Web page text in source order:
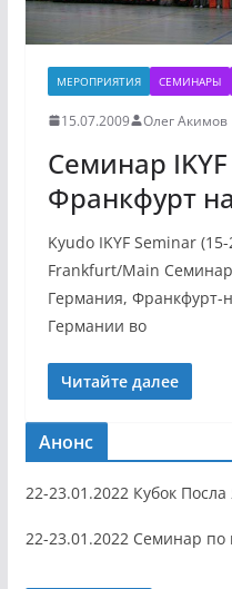
МЕРОПРИЯТИЯ СЕМИНАРЫ
15.07.2009 Олег Акимов
Семинар
Франкфурт
Kyudo IKYF Seminar
Frankfurt/Main
Германия,
Германии во
Читайте далее
Анонс
22-23.01.2022 Кубок
22-23.01.2022 Семинар по